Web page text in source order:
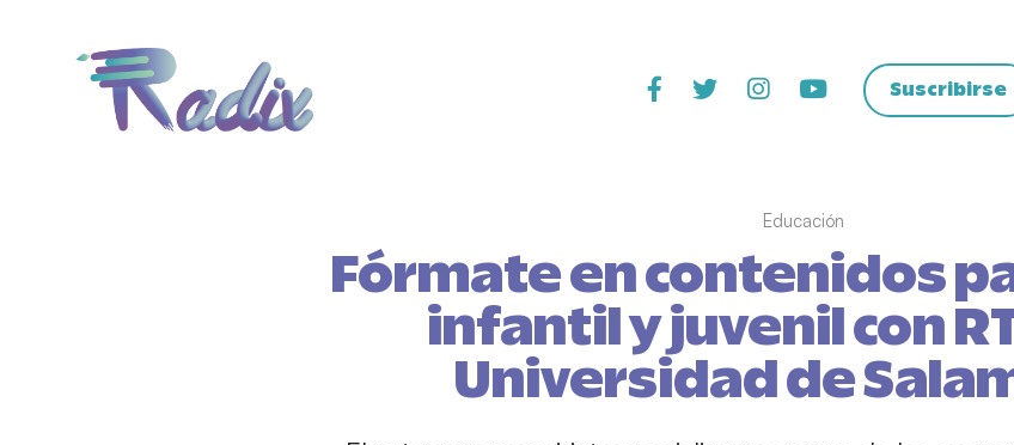
Suscribirse
Educación
Fórmate en contenidos
infantil y juvenil con
Universidad de